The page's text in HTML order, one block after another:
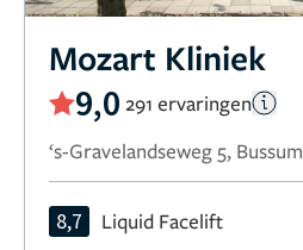
Mozart Kliniek
9,0 291 ervaringen
‘s-Gravelandseweg 5, Bussum
8,7 Liquid Facelift